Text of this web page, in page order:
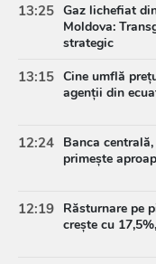
13:25 Gaz lichefiat
Moldova:
strategic
13:15 Cine umflă
agenții din
12:24 Banca
primește
12:19 Răsturnare pe
crește cu